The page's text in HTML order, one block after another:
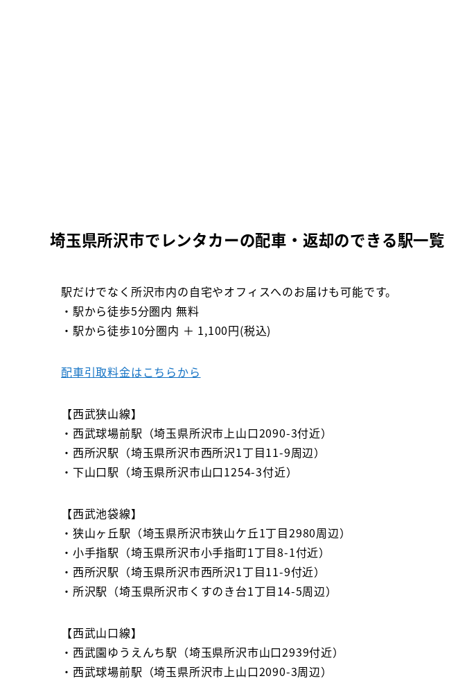
埼玉県所沢市でレンタカーの配車・返却のできる駅一覧
駅だけでなく所沢市内の自宅やオフィスへのお届けも可能です。
・駅から徒歩5分圏内 無料
・駅から徒歩10分圏内 ＋ 1,100円(税込)
配車引取料金はこちらから
【西武狭山線】
・西武球場前駅（埼玉県所沢市上山口2090-3付近）
・西所沢駅（埼玉県所沢市西所沢1丁目11-9周辺）
・下山口駅（埼玉県所沢市山口1254-3付近）
【西武池袋線】
・狭山ヶ丘駅（埼玉県所沢市狭山ケ丘1丁目2980周辺）
・小手指駅（埼玉県所沢市小手指町1丁目8-1付近）
・西所沢駅（埼玉県所沢市西所沢1丁目11-9付近）
・所沢駅（埼玉県所沢市くすのき台1丁目14-5周辺）
【西武山口線】
・西武園ゆうえんち駅（埼玉県所沢市山口2939付近）
・西武球場前駅（埼玉県所沢市上山口2090-3周辺）